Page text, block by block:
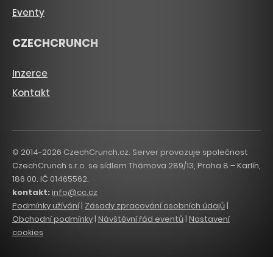
Eventy
CZECHCRUNCH
Inzerce
Kontakt
© 2014-2026 CzechCrunch.cz. Server provozuje společnost
CzechCrunch s.r.o. se sídlem Thámova 289/13, Praha 8 – Karlín,
186 00. IČ 01465562.
kontakt:info@cc.cz
Podmínky užívání| Zásady zpracování osobních údajů|
Obchodní podmínky| Návštěvní řád eventů | Nastavení
cookies